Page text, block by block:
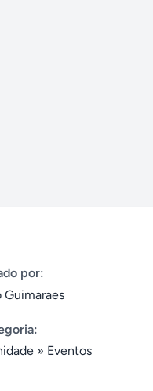
por:
Guimaraes
» Eventos